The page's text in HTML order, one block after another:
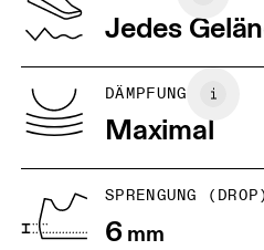
JP 25
6.5
US 7
Horizontal verschieben, um mehr zu
Vietnam Jedes
DÄMPFUNG
Maximal
SPRENGUNG (DROP)
6mm